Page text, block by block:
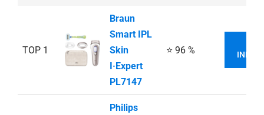
TOP 1
Braun
Smart IPL
Skin
I·Expert
PL7147
⭐ 96 %
Philips